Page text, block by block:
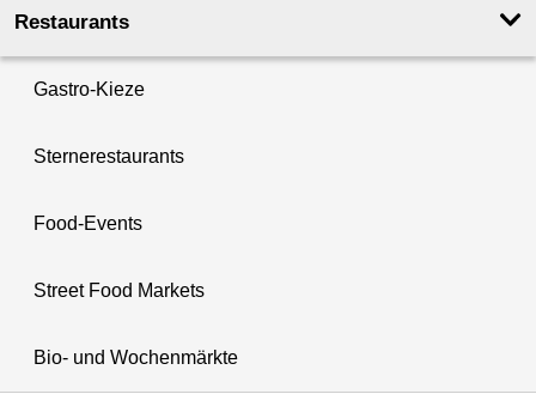
Restaurants
Gastro-Kieze
Sternerestaurants
Food-Events
Street Food Markets
Bio- und Wochenmärkte